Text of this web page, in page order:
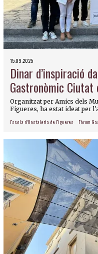
15.09.2025
Dinar d’inspiració
Gastronòmic Ciutat
Organitzat per Amics dels
Figueres, ha estat ideat per
Escola d'Hostaleria de Figueres Fòrum